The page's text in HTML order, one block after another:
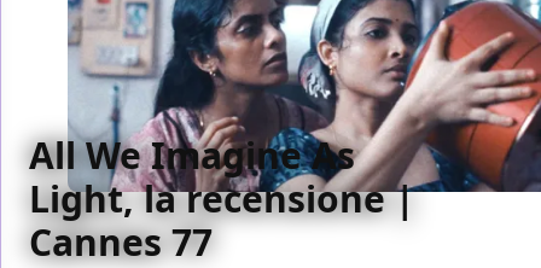
All We Imagine As
Light, la recensione |
Cannes 77